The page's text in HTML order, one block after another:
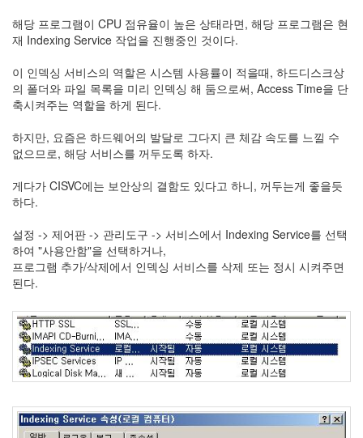
해당 프로그램이 CPU 점유율이 높은 상태라면, 해당 프로그램은 현
재 Indexing Service 작업을 진행중인 것이다.
이 인덱싱 서비스의 역할은 시스템 사용률이 적을때, 하드디스크상
의 폴더와 파일 목록을 미리 인덱싱 해 둠으로써, Access Time을 단
축시켜주는 역할을 하게 된다.
하지만, 요즘은 하드웨어의 발달로 그다지 큰 체감 속도를 느낄 수
없으므로, 해당 서비스를 꺼두도록 하자.
게다가 CISVC에는 보안상의 결함도 있다고 하니, 꺼두는게 좋을듯
하다.
설정 -> 제어판 -> 관리도구 -> 서비스에서 Indexing Service를 선택
하여 "사용안함"을 선택하거나,
프로그램 추가/삭제에서 인덱싱 서비스를 삭제 또는 정시 시켜주면
된다.
절
델
파
이
이
명
박
화
FreeWare
드